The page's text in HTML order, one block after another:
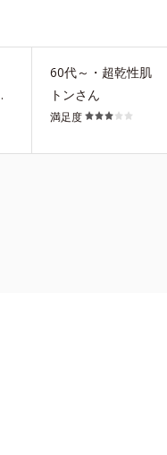
目ほど匂いませんが、やはり少し毛が抜けます。ボリュームも一回目ほどないです。残念です。
60代～・超乾性肌
トンさん
満足度